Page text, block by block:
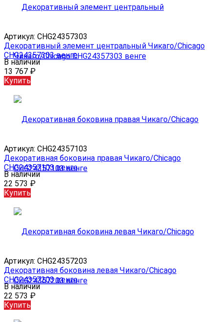
Артикул: CHG24357303
Декоративный элемент центральный Чикаго/Chicago
CHG24357303 венге
В наличии
13 767 ₽
Купить
Артикул: CHG24357103
Декоративная боковина правая Чикаго/Chicago
CHG24357103 венге
В наличии
22 573 ₽
Купить
Артикул: CHG24357203
Декоративная боковина левая Чикаго/Chicago
CHG24357203 венге
В наличии
22 573 ₽
Купить